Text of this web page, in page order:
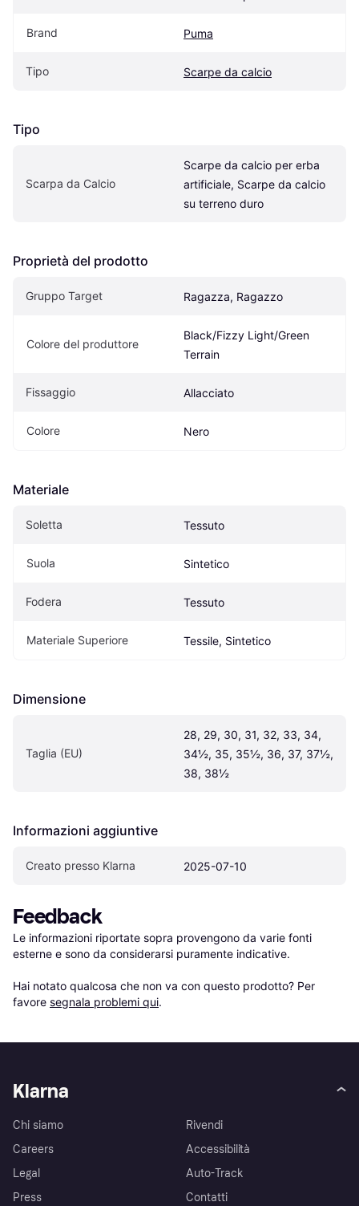
Brand Puma
Tipo Scarpe da calcio
Tipo
Scarpa da Calcio
Scarpe da calcio per erba
artificiale, Scarpe da calcio
su terreno duro
Proprietà del prodotto
Gruppo Target Ragazza, Ragazzo
Colore del produttore
Black/Fizzy Light/Green
Terrain
Fissaggio Allacciato
Colore Nero
Materiale
Soletta Tessuto
Suola Sintetico
Fodera Tessuto
Materiale Superiore Tessile, Sintetico
Dimensione
Taglia (EU)
28, 29, 30, 31, 32, 33, 34,
34½, 35, 35½, 36, 37, 37½,
38, 38½
Informazioni aggiuntive
Creato presso Klarna 2025-07-10
Feedback
Le informazioni riportate sopra provengono da varie fonti
esterne e sono da considerarsi puramente indicative.
Hai notato qualcosa che non va con questo prodotto? Per
favore segnala problemi qui.
Klarna
Chi siamo
Careers
Legal
Press
Rivendi
Accessibilità
Auto-Track
Contatti